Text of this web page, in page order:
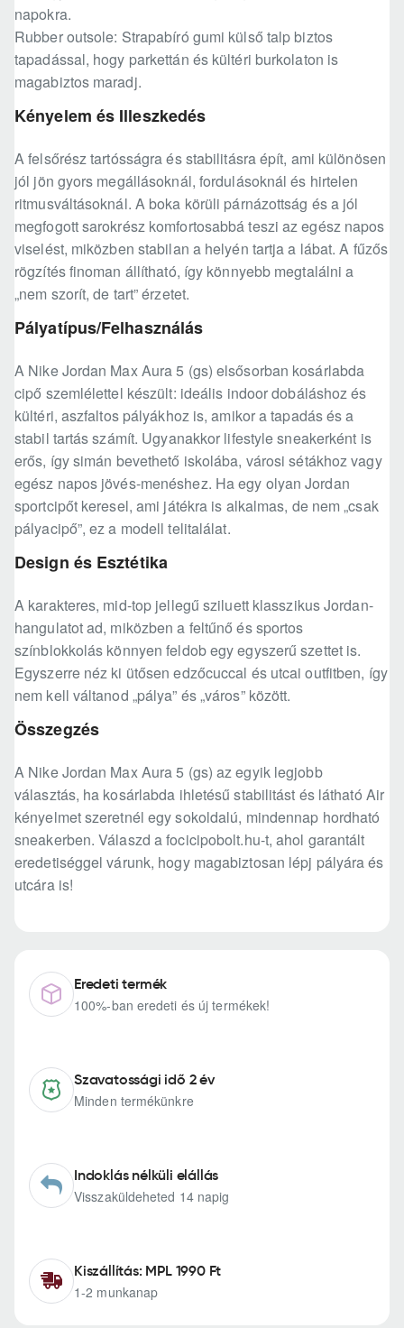
napokra.
Rubber outsole: Strapabíró gumi külső talp biztos
tapadással, hogy parkettán és kültéri burkolaton is
magabiztos maradj.
Kényelem és Illeszkedés
A felsőrész tartósságra és stabilitásra épít, ami különösen
jól jön gyors megállásoknál, fordulásoknál és hirtelen
ritmusváltásoknál. A boka körüli párnázottság és a jól
megfogott sarokrész komfortosabbá teszi az egész napos
viselést, miközben stabilan a helyén tartja a lábat. A fűzős
rögzítés finoman állítható, így könnyebb megtalálni a
„nem szorít, de tart” érzetet.
Pályatípus/Felhasználás
A Nike Jordan Max Aura 5 (gs) elsősorban kosárlabda
cipő szemlélettel készült: ideális indoor dobáláshoz és
kültéri, aszfaltos pályákhoz is, amikor a tapadás és a
stabil tartás számít. Ugyanakkor lifestyle sneakerként is
erős, így simán bevethető iskolába, városi sétákhoz vagy
egész napos jövés-menéshez. Ha egy olyan Jordan
sportcipőt keresel, ami játékra is alkalmas, de nem „csak
pályacipő”, ez a modell telitalálat.
Design és Esztétika
A karakteres, mid-top jellegű sziluett klasszikus Jordan-
hangulatot ad, miközben a feltűnő és sportos
színblokkolás könnyen feldob egy egyszerű szettet is.
Egyszerre néz ki ütősen edzőcuccal és utcai outfitben, így
nem kell váltanod „pálya” és „város” között.
Összegzés
A Nike Jordan Max Aura 5 (gs) az egyik legjobb
választás, ha kosárlabda ihletésű stabilitást és látható Air
kényelmet szeretnél egy sokoldalú, mindennap hordható
sneakerben. Válaszd a focicipobolt.hu-t, ahol garantált
eredetiséggel várunk, hogy magabiztosan lépj pályára és
utcára is!
Eredeti termék
100%-ban eredeti és új termékek!
Szavatossági idő 2 év
Minden termékünkre
Indoklás nélküli elállás
Visszaküldeheted 14 napig
Kiszállítás: MPL 1990 Ft
1-2 munkanap